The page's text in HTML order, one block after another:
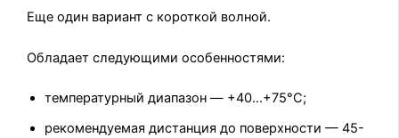
Еще один вариант с короткой волной.
Обладает следующими особенностями:
температурный диапазон — +40…+75°С;
рекомендуемая дистанция до поверхности — 45-